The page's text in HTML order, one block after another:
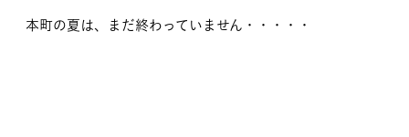
本町の夏は、まだ終わっていません・・・・・